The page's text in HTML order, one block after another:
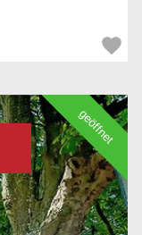
geöffnet